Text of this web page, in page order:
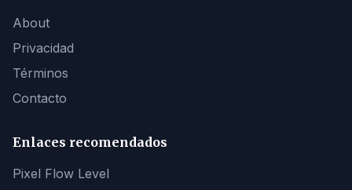
About
Privacidad
Términos
Contacto
Enlaces recomendados
Pixel Flow Level